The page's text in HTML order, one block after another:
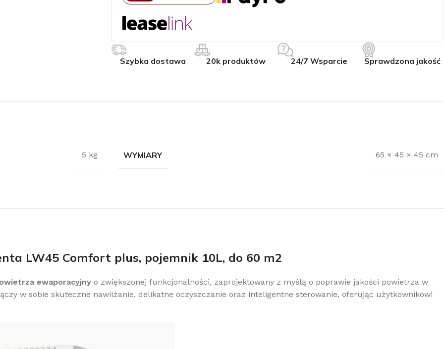
Zobacz pełną ofertę klimatyzacji
Szybka dostawa 20k produktów 24/7 Wsparcie Sprawdzona jakość
5 kg WYMIARY 65 × 45 × 45 cm
LW45 Comfort plus, pojemnik 10L, do 60 m2
ewaporacyjny o zwiększonej funkcjonalności, zaprojektowany z myślą o poprawie jakości powietrza w
w sobie skuteczne nawilżanie, delikatne oczyszczanie oraz inteligentne sterowanie, oferując użytkownikowi